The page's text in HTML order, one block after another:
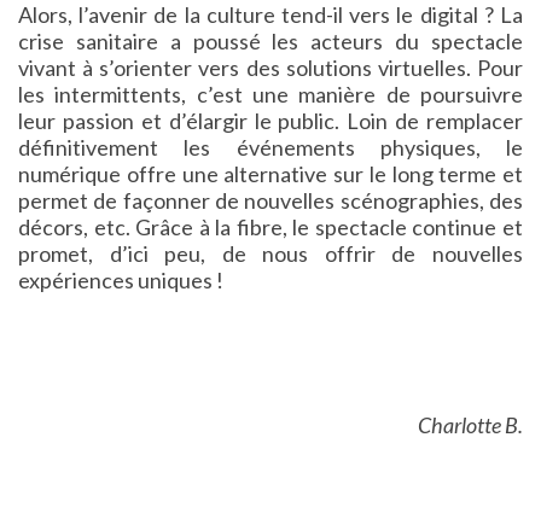
Alors, l’avenir de la culture tend-il vers le digital ? La
crise sanitaire a poussé les acteurs du spectacle
vivant à s’orienter vers des solutions virtuelles. Pour
les intermittents, c’est une manière de poursuivre
leur passion et d’élargir le public. Loin de remplacer
définitivement les événements physiques, le
numérique offre une alternative sur le long terme et
permet de façonner de nouvelles scénographies, des
décors, etc. Grâce à la fibre, le spectacle continue et
promet, d’ici peu, de nous offrir de nouvelles
expériences uniques !
Charlotte B.